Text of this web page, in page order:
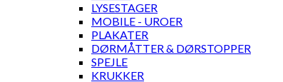
LYSESTAGER
MOBILE - UROER
PLAKATER
DØRMÅTTER & DØRSTOPPER
SPEJLE
KRUKKER